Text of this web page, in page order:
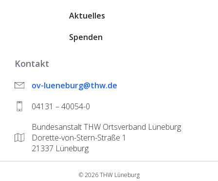
Aktuelles
Spenden
Kontakt
ov-lueneburg@thw.de
04131 – 40054-0
Bundesanstalt THW Ortsverband Lüneburg
Dorette-von-Stern-Straße 1
21337 Lüneburg
© 2026 THW Lüneburg